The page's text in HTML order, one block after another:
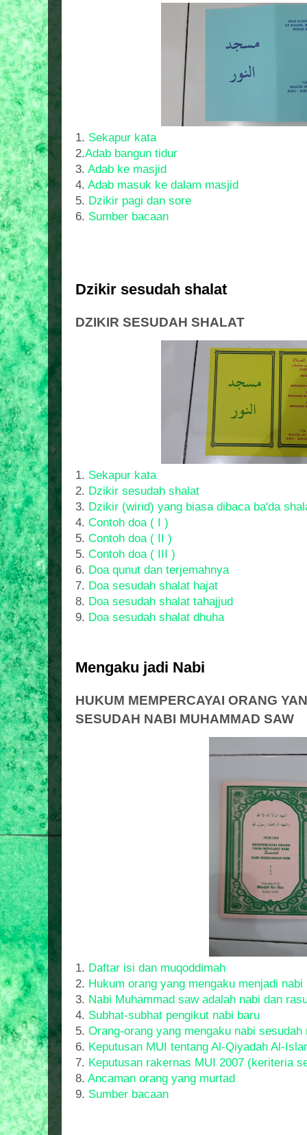
1. Sekapur kata
2.Adab bangun tidur
3. Adab ke masjid
4. Adab masuk ke dalam masjid
5. Dzikir pagi dan sore
6. Sumber bacaan
Dzikir sesudah shalat
DZIKIR SESUDAH SHALAT
1. Sekapur kata
2. Dzikir sesudah shalat
3. Dzikir (wirid) yang biasa dibaca ba'da
4. Contoh doa ( I )
5. Contoh doa ( II )
5. Contoh doa ( III )
6. Doa qunut dan terjemahnya
7. Doa sesudah shalat hajat
8. Doa sesudah shalat tahajjud
9. Doa sesudah shalat dhuha
Mengaku jadi Nabi
HUKUM MEMPERCAYAI ORANG
SESUDAH NABI MUHAMMAD SAW
1. Daftar isi dan muqoddimah
2. Hukum orang yang mengaku menjadi nabi
3. Nabi Muhammad saw adalah nabi dan
4. Subhat-subhat pengikut nabi baru
5. Orang-orang yang mengaku nabi sesudah
6. Keputusan MUI tentang Al-Qiyadah Al-
7. Keputusan rakernas MUI 2007 (keriteria
8. Ancaman orang yang murtad
9. Sumber bacaan